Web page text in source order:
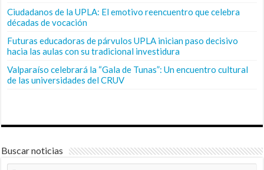
Ciudadanos de la UPLA: El emotivo reencuentro que celebra
décadas de vocación
Futuras educadoras de párvulos UPLA inician paso decisivo
hacia las aulas con su tradicional investidura
Valparaíso celebrará la “Gala de Tunas”: Un encuentro cultural
de las universidades del CRUV
Buscar noticias